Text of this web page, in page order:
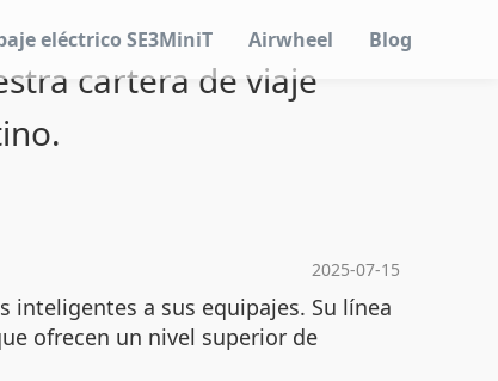
eléctrico SE3MiniT Airwheel Blog
cartera de viaje
2025-07-15
a sus equipajes. Su línea
ofrecen un nivel superior de